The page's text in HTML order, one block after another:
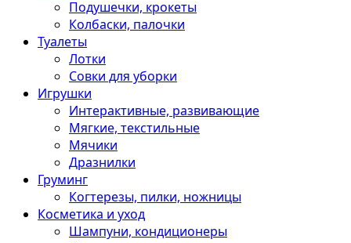
Подушечки, крокеты
Колбаски, палочки
Туалеты
Лотки
Совки для уборки
Игрушки
Интерактивные, развивающие
Мягкие, текстильные
Мячики
Дразнилки
Груминг
Когтерезы, пилки, ножницы
Косметика и уход
Шампуни, кондиционеры